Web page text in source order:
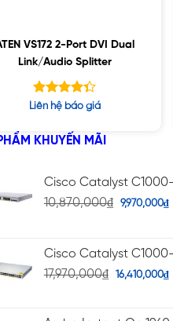
VS172 2-Port DVI Dual
Link/Audio Splitter
Được xếp
5 sao
Liên hệ báo giá
KHUYẾN MÃI
Cisco Catalyst
10,870,000₫ 9,970,000₫
Cisco Catalyst
17,970,000₫ 16,410,000₫